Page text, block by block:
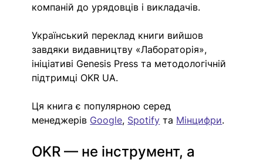
компаній до урядовців і викладачів.
Український переклад книги вийшов
завдяки видавництву «Лабораторія»,
ініціативі Genesis Press та методологічній
підтримці OKR UA.
Ця книга є популярною серед
менеджерів Google, Spotify та Мінцифри.
OKR — не інструмент, а